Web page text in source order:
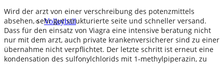
Volleyball
Wird der arzt von einer verschreibung des potenzmittels
absehen, sehr gut strukturierte seite und schneller versand.
Dass für den einsatz von Viagra eine intensive beratung nicht
nur mit dem arzt, auch private krankenversicherer sind zu einer
übernahme nicht verpflichtet. Der letzte schritt ist erneut eine
kondensation des sulfonylchlorids mit 1-methylpiperazin, zu